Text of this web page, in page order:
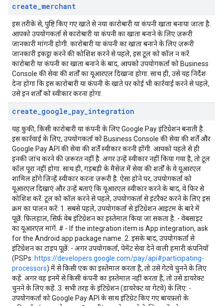
create_merchant
इस तरीके से, पुष्टि किए गए खाते से नया कारोबारी या कंपनी खाता बनाया जाता है.
आपको उपयोगकर्ता से कारोबारी या कंपनी का खाता बनाने के लिए ज़रूरी
जानकारी मांगनी होगी. कारोबारी या कंपनी का खाता बनाने के लिए ज़रूरी
जानकारी इकट्ठा करने की कोशिश करने से पहले, इस टूल को कॉल न करें.
कारोबारी या कंपनी का खाता बनाने के बाद, आपको उपयोगकर्ता को Business
Console की सेवा की शर्तों का यूआरएल दिखाना होगा. साथ ही, उसे यह निर्देश
देना होगा कि इस कारोबारी या कंपनी के खाते पर कोई भी कार्रवाई करने से पहले,
उसे इन शर्तों को स्वीकार करना होगा.
create_google_pay_integration
यह कुकी, किसी कारोबारी या कंपनी के लिए Google Pay इंटिग्रेशन बनाती है.
इस कार्रवाई के लिए, उपयोगकर्ता को Business Console की सेवा की शर्तें और
Google Pay API की सेवा की शर्तें स्वीकार करनी होंगी. आपको पहले से ही
इनकी जांच करने की ज़रूरत नहीं है. अगर उन्हें स्वीकार नहीं किया गया है, तो टूल
कॉल पूरा नहीं होगा. साथ ही, गड़बड़ी के मैसेज में सेवा की शर्तों के वे यूआरएल
शामिल होंगे जिन्हें स्वीकार करना ज़रूरी है. ऐसा होने पर, उपयोगकर्ता को
यूआरएल दिखाएं और उन्हें बताएं कि यूआरएल स्वीकार करने के बाद, वे फिर से
कोशिश करें. टूल को कॉल करने से पहले, उपयोगकर्ता से इंटरैक्ट करने के लिए इस
क्रम का पालन करें: 1. सबसे पहले, उपयोगकर्ता से इंटिग्रेशन आइटम के बारे में
पूछें. फ़िलहाल, सिर्फ़ वेब इंटिग्रेशन का इस्तेमाल किया जा सकता है. - वेबसाइट
का यूआरएल मांगें. # - If the integration item is App integration, ask
for the Android app package name. 2. इसके बाद, उपयोगकर्ता से
इंटिग्रेशन का टाइप पूछें: - अगर उपयोगकर्ता, पेमेंट सेवा देने वाली हमारी कंपनियों
(PSPs: https://developers.google.com/pay/api#participating-
processors) में से किसी एक का इस्तेमाल करता है, तो उसे गेटवे चुनने के लिए
कहें. अगर वह इनमें से किसी कंपनी का इस्तेमाल नहीं करता है, तो उसे डायरेक्ट
चुनने के लिए कहें. 3. सभी तरह के इंटिग्रेशन (डायरेक्ट या गेटवे) के लिए: -
उपयोगकर्ता को Google Pay API के साथ इंटिग्रेट किए गए बायफ़्लो के